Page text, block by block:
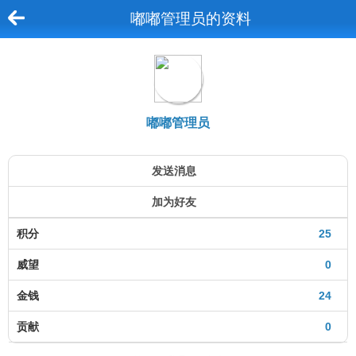
嘟嘟管理员的资料
嘟嘟管理员
发送消息
加为好友
25
积分
0
威望
24
金钱
0
贡献